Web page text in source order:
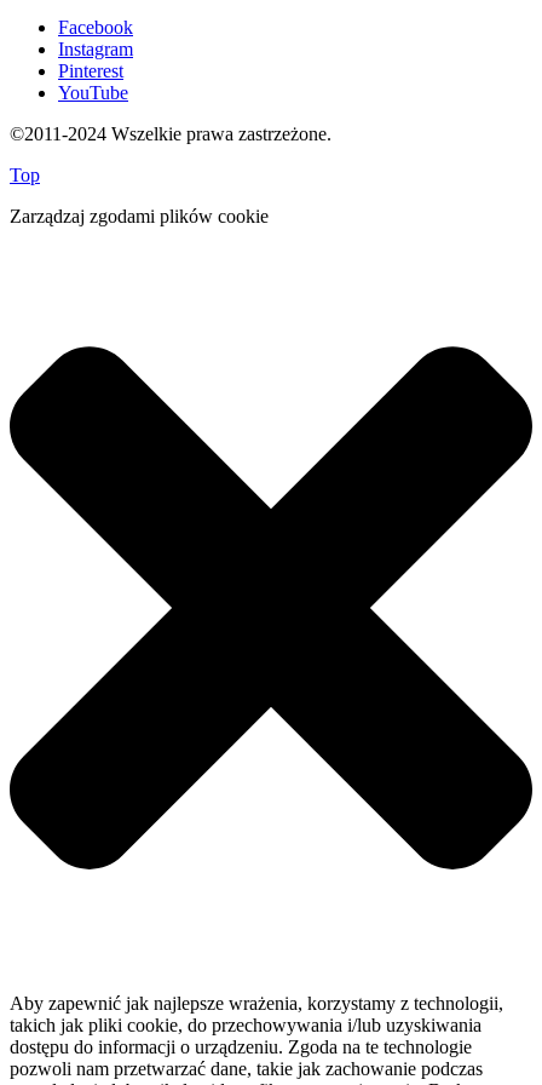
Facebook
Instagram
Pinterest
YouTube
©2011-2024 Wszelkie prawa zastrzeżone.
Top
Zarządzaj zgodami plików cookie
Aby zapewnić jak najlepsze wrażenia, korzystamy z technologii,
takich jak pliki cookie, do przechowywania i/lub uzyskiwania
dostępu do informacji o urządzeniu. Zgoda na te technologie
pozwoli nam przetwarzać dane, takie jak zachowanie podczas